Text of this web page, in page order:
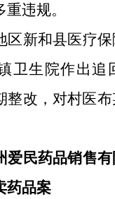
违规。
区新和县医疗
卫生院作出追
整改，对村医
爱民药品销售
药品案